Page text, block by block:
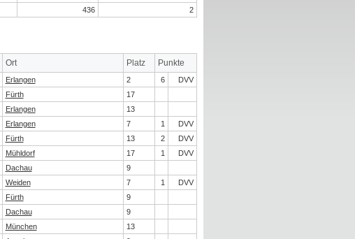
436 2
Ort Platz Punkte
Erlangen 2 6
DVV
Fürth
17
Erlangen
13
Erlangen 7 1
DVV
Fürth 13 2
DVV
Mühldorf 17 1
DVV
Dachau
9
Weiden 7 1
DVV
Fürth
9
Dachau
9
München
13